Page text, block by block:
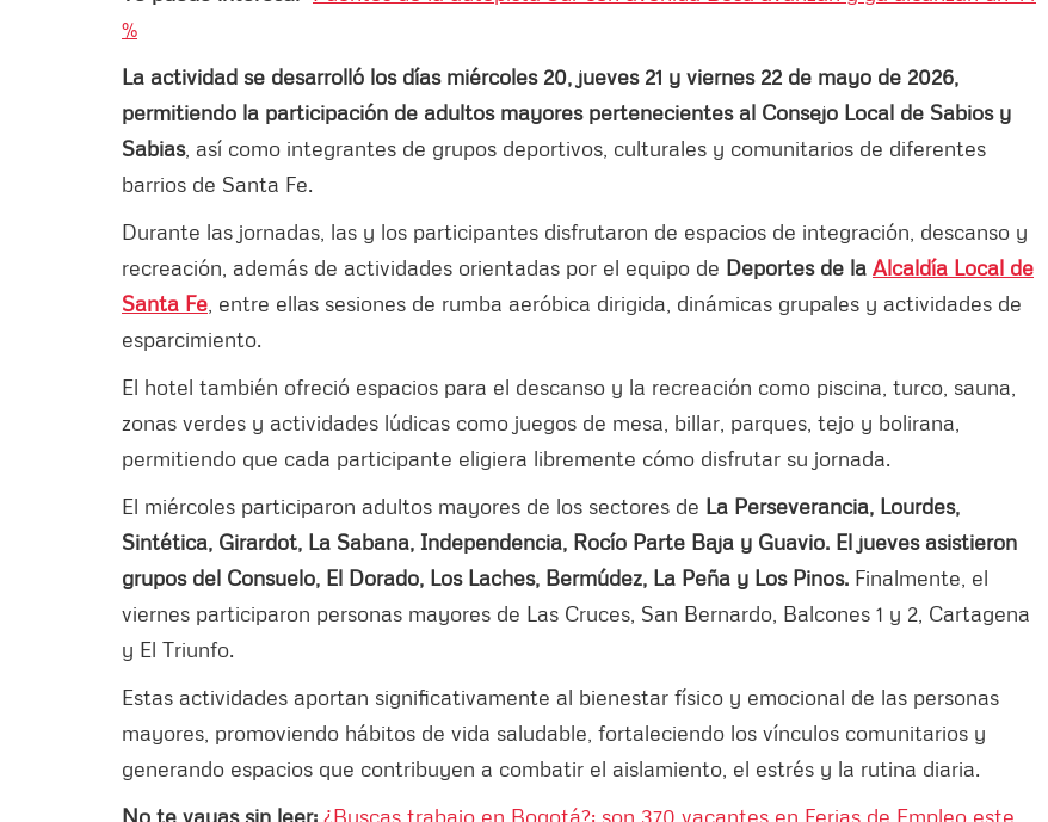
%
La actividad se desarrolló los días miércoles 20, jueves 21 y viernes 22 de mayo de 2026,
permitiendo la participación de adultos mayores pertenecientes al Consejo Local de Sabios y
Sabias, así como integrantes de grupos deportivos, culturales y comunitarios de diferentes
barrios de Santa Fe.
Durante las jornadas, las y los participantes disfrutaron de espacios de integración, descanso y
recreación, además de actividades orientadas por el equipo de Deportes de la Alcaldía Local de
Santa Fe , entre ellas sesiones de rumba aeróbica dirigida, dinámicas grupales y actividades de
esparcimiento.
El hotel también ofreció espacios para el descanso y la recreación como piscina, turco, sauna,
zonas verdes y actividades lúdicas como juegos de mesa, billar, parques, tejo y bolirana,
permitiendo que cada participante eligiera libremente cómo disfrutar su jornada.
El miércoles participaron adultos mayores de los sectores de La Perseverancia, Lourdes,
Sintética, Girardot, La Sabana, Independencia, Rocío Parte Baja y Guavio. El jueves asistieron
grupos del Consuelo, El Dorado, Los Laches, Bermúdez, La Peña y Los Pinos. Finalmente, el
viernes participaron personas mayores de Las Cruces, San Bernardo, Balcones 1 y 2, Cartagena
y El Triunfo.
Estas actividades aportan significativamente al bienestar físico y emocional de las personas
mayores, promoviendo hábitos de vida saludable, fortaleciendo los vínculos comunitarios y
generando espacios que contribuyen a combatir el aislamiento, el estrés y la rutina diaria.
No te vayas sin leer: ¿Buscas trabajo en Bogotá?: son 370 vacantes en Ferias de Empleo este